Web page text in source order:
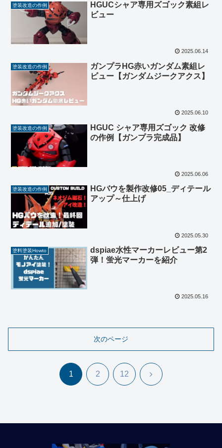
塗装改造の作例
HGUCシャア専用ズゴック素組レ
ビュー
2025.06.14
塗装改造の作例
ガンプラHG赤いガンダム素組レ
ビュー【ガンダムジークアクス】
2025.06.10
塗装改造の作例
HGUC シャア専用ズゴック 改修
の作例【ガンプラ完成品】
2025.06.06
塗装改造の作例
HGバウを製作改修05_ディテール
アップ～仕上げ
2025.05.30
塗料塗装Howto
dspiae水性マーカーレビュー第2
弾！蛍光マーカーを紹介
2025.05.16
次のページ
1 2 12 次